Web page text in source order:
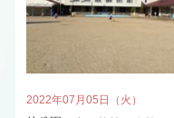
2022年07月05日（火）